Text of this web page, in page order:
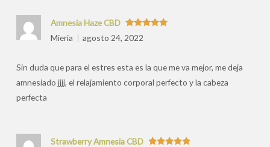
Valorado
con5
Amnesia Haze CBD
Mieria
agosto 24, 2022
Sin duda que para el estres esta es la que me va mejor, me deja
amnesiado jjjj, el relajamiento corporal perfecto y la cabeza
perfecta
Strawberry Amnesia CBD